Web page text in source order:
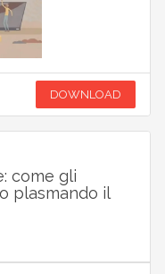
DOWNLOAD
come gli
plasmando il